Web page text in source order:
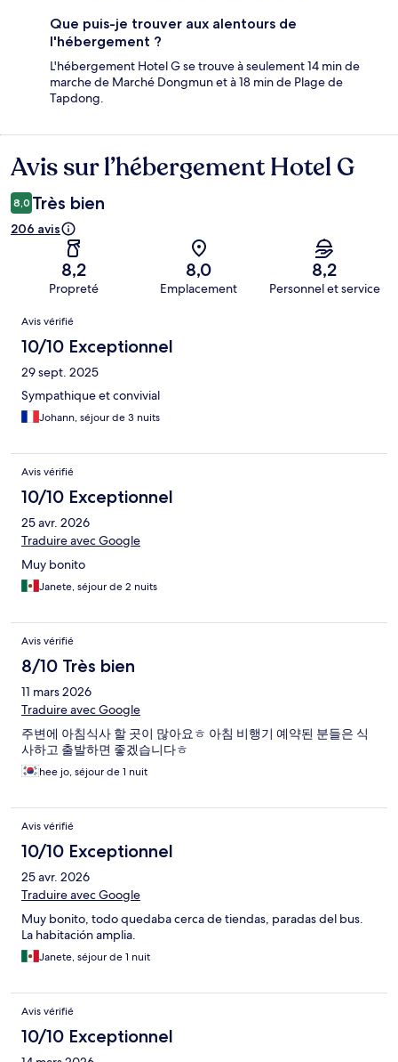
Que puis-je trouver aux alentours de
l'hébergement ?
L'hébergement Hotel G se trouve à seulement 14 min de
marche de Marché Dongmun et à 18 min de Plage de
Tapdong.
Avis
Avis sur l’hébergement Hotel G
8,0 Très bien
206 avis
8,2
Propreté
8,0
Emplacement
8,2
Personnel et service
Avis
Avis vérifié
10/10 Exceptionnel
29 sept. 2025
Sympathique et convivial
Johann, séjour de 3 nuits
Avis vérifié
10/10 Exceptionnel
25 avr. 2026
Traduire avec Google
Muy bonito
Janete, séjour de 2 nuits
Avis vérifié
8/10 Très bien
11 mars 2026
Traduire avec Google
주변에 아침식사 할 곳이 많아요ㅎ 아침 비행기 예약된 분들은 식
사하고 출발하면 좋겠습니다ㅎ
hee jo, séjour de 1 nuit
Avis vérifié
10/10 Exceptionnel
25 avr. 2026
Traduire avec Google
Muy bonito, todo quedaba cerca de tiendas, paradas del bus.
La habitación amplia.
Janete, séjour de 1 nuit
Avis vérifié
10/10 Exceptionnel